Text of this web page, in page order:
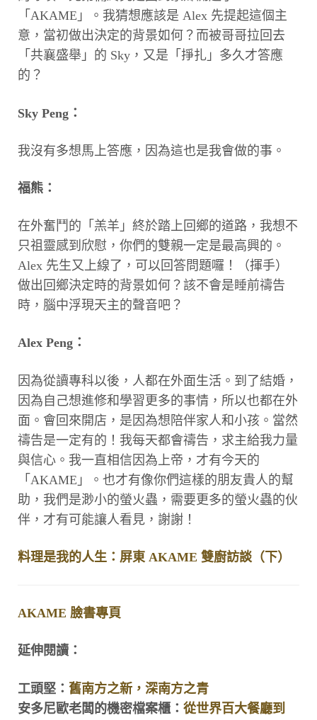
「AKAME」。我猜想應該是 Alex 先提起這個主
意，當初做出決定的背景如何？而被哥哥拉回去
「共襄盛舉」的 Sky，又是「掙扎」多久才答應
的？
Sky Peng：
我沒有多想馬上答應，因為這也是我會做的事。
福熊：
在外奮鬥的「羔羊」終於踏上回鄉的道路，我想不
只祖靈感到欣慰，你們的雙親一定是最高興的。
Alex 先生又上線了，可以回答問題囉！（揮手）
做出回鄉決定時的背景如何？該不會是睡前禱告
時，腦中浮現天主的聲音吧？
Alex Peng：
因為從讀專科以後，人都在外面生活。到了結婚，
因為自己想進修和學習更多的事情，所以也都在外
面。會回來開店，是因為想陪伴家人和小孩。當然
禱告是一定有的！我每天都會禱告，求主給我力量
與信心。我一直相信因為上帝，才有今天的
「AKAME」。也才有像你們這樣的朋友貴人的幫
助，我們是渺小的螢火蟲，需要更多的螢火蟲的伙
伴，才有可能讓人看見，謝謝！
料理是我的人生：屏東 AKAME 雙廚訪談（下）
AKAME 臉書專頁
延伸閱讀：
工頭堅： 舊南方之新，深南方之青
安多尼歐老闆的機密檔案櫃： 從世界百大餐廳到